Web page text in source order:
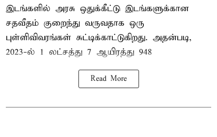
இடங்களில் அரசு ஒதுக்கீட்டு இடங்களுக்கான
சதவீதம் குறைந்து வருவதாக ஒரு
புள்ளிவிவரங்கள் சுட்டிக்காட்டுகிறது. அதன்படி,
2023-ல் 1 லட்சத்து 7 ஆயிரத்து 948
Read More